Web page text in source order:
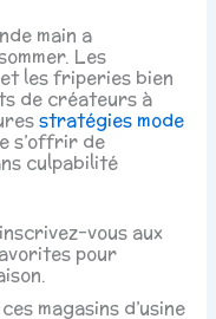
main a
Les
les friperies bien
de créateurs à
stratégies mode
s’offrir de
culpabilité
vous aux
pour
ces magasins d’usine